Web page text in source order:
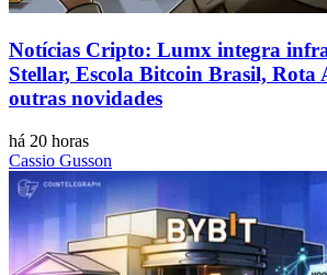
Notícias Cripto: Lumx integra
Stellar, Escola Bitcoin Brasil, Rota
outras novidades
há 20 horas
Cassio Gusson